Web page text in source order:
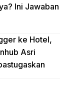
Ini Jawaban
ke Hotel,
Asri